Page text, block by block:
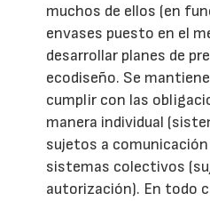
muchos de ellos (en
envases puesto en el
desarrollar planes de
ecodiseño. Se
cumplir con las
manera individual
sujetos a
sistemas colectivos
autorización). En todo